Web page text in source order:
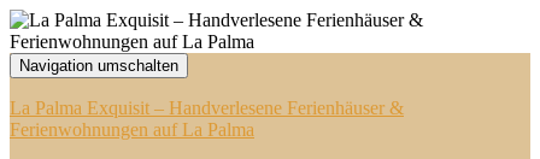
Navigation umschalten
La Palma Exquisit – Handverlesene Ferienhäuser &
Ferienwohnungen auf La Palma